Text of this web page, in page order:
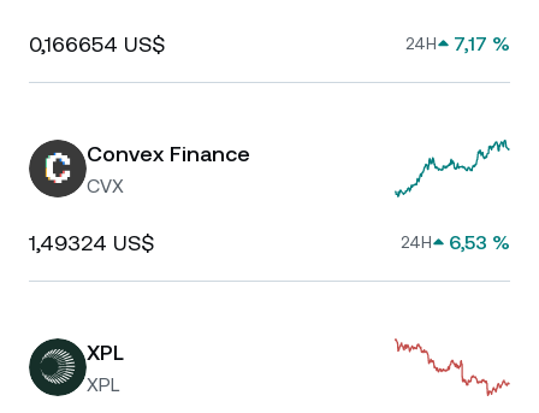
0,166654 US$ 24H 7,17 %
Convex Finance
CVX
1,49324 US$ 24H 6,53 %
XPL
XPL